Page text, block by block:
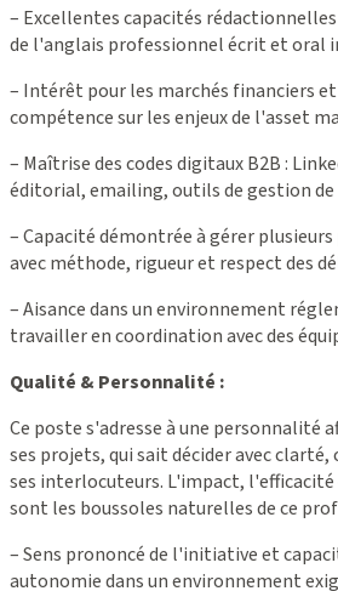
– Excellentes capacités
de l'anglais professionnel écrit et oral
– Intérêt pour les marchés financiers
compétence sur les enjeux de l'asset
– Maîtrise des codes digitaux B2B :
éditorial, emailing, outils de gestion
– Capacité démontrée à gérer
avec méthode, rigueur et respect des
– Aisance dans un environnement
travailler en coordination avec des
Qualité & Personnalité :
Ce poste s'adresse à une personnalité
ses projets, qui sait décider avec
ses interlocuteurs. L'impact, l'efficacité
sont les boussoles naturelles de ce
– Sens prononcé de l'initiative et
autonomie dans un environnement